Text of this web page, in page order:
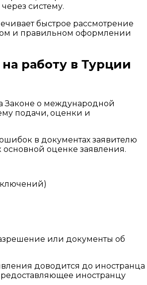
систему.
быстрое рассмотрение
и правильном оформлении
работу в Турции
Законе о международной
подачи, оценки и
в документах заявителю
оценке заявления.
или документы об
доводится до иностранца
иностранцу